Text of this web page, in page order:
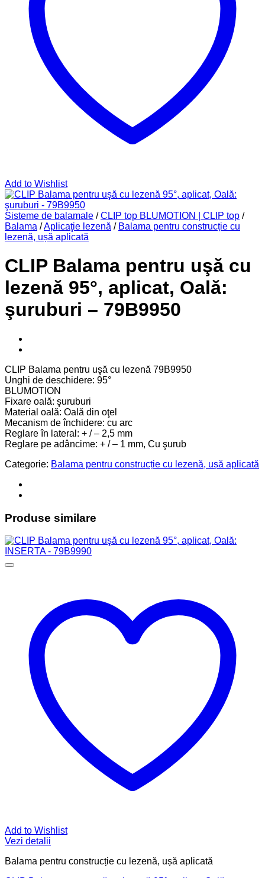
Add to Wishlist
Sisteme de balamale / CLIP top BLUMOTION | CLIP top /
Balama /Aplicaţie lezenă / Balama pentru construcție cu
lezenă, ușă aplicată
CLIP Balama pentru uşă cu
lezenă 95°, aplicat, Oală:
şuruburi – 79B9950
CLIP Balama pentru uşă cu lezenă 79B9950
Unghi de deschidere: 95°
BLUMOTION
Fixare oală: şuruburi
Material oală: Oală din oţel
Mecanism de închidere: cu arc
Reglare în lateral: + / – 2,5 mm
Reglare pe adâncime: + / – 1 mm, Cu şurub
Categorie: Balama pentru construcție cu lezenă, ușă aplicată
Produse similare
Add to Wishlist
Vezi detalii
Balama pentru construcție cu lezenă, ușă aplicată